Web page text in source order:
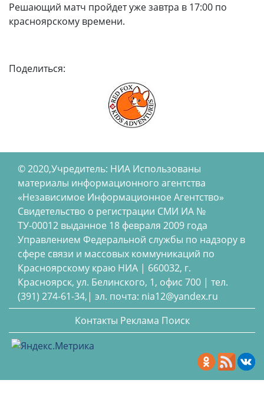
Решающий матч пройдет уже завтра в 17:00 по
красноярскому времени.
Поделиться:
© 2020,Учредитель: НИА Использованы
материалы информационного агентства
«Независимое Информационное Агентство»
Свидетельство о регистрации СМИ ИА №
ТУ-00012 выданное 18 февраля 2009 года
Управлением Федеральной службы по надзору в
сфере связи и массовых коммуникаций по
Красноярскому краю НИА | 660032, г.
Красноярск, ул. Белинского, 1, офис 700 | тел.
(391) 274-61-34,| эл. почта: nia12@yandex.ru
Контакты Реклама Поиск